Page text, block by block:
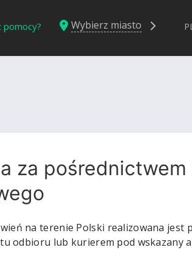
Wybierz miasto
za
na terenie Polski realizowana jest
odbioru lub kurierem pod wskazany